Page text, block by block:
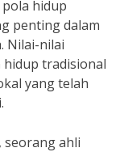
hidup
penting dalam
Nilai-nilai
hidup tradisional
yang telah
seorang ahli